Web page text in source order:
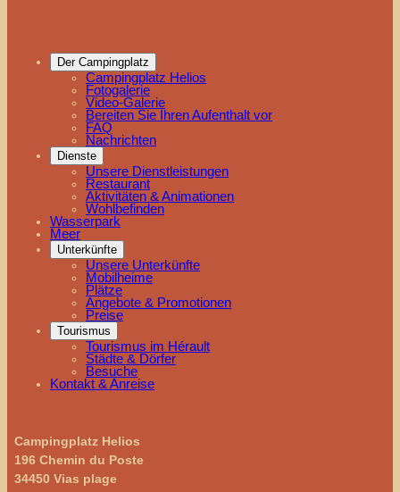
Der Campingplatz
Campingplatz Helios
Fotogalerie
Video-Galerie
Bereiten Sie Ihren Aufenthalt vor
FAQ
Nachrichten
Dienste
Unsere Dienstleistungen
Restaurant
Aktivitäten & Animationen
Wohlbefinden
Wasserpark
Meer
Unterkünfte
Unsere Unterkünfte
Mobilheime
Plätze
Angebote & Promotionen
Preise
Tourismus
Tourismus im Hérault
Städte & Dörfer
Besuche
Kontakt & Anreise
Campingplatz Helios
196 Chemin du Poste
34450 Vias plage